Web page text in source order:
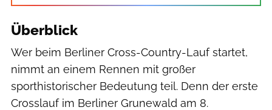
Überblick
Wer beim Berliner Cross-Country-Lauf startet,
nimmt an einem Rennen mit großer
sporthistorischer Bedeutung teil. Denn der erste
Crosslauf im Berliner Grunewald am 8.